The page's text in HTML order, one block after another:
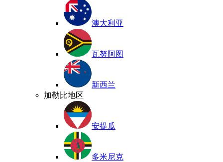
澳大利亚
瓦努阿图
新西兰
加勒比地区
安提瓜
多米尼克